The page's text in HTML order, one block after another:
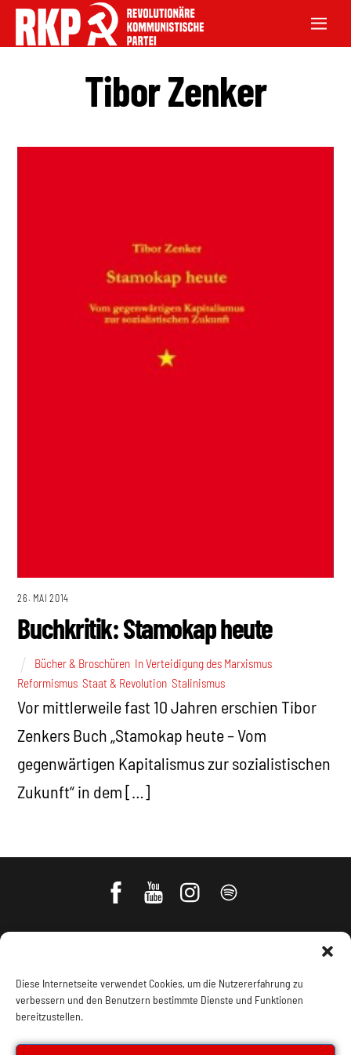
Diese Internetseite verwendet Cookies, um die Nutzererfahrung zu
verbessern und den Benutzern bestimmte Dienste und Funktionen
bereitzustellen.
Tibor Zenker
26. MAI 2014
Buchkritik: Stamokap heute
Bücher & Broschüren In Verteidigung des Marxismus
Reformismus ,Staat & Revolution ,Stalinismus
Vor mittlerweile fast 10 Jahren erschien Tibor
Zenkers Buch „Stamokap heute – Vom
gegenwärtigen Kapitalismus zur sozialistischen
Zukunft“ in dem […]